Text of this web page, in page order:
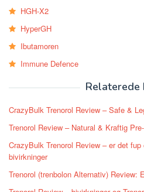
HGH-X2
HyperGH
Ibutamoren
Immune Defence
CrazyBulk Trenorol Review – Safe &
Trenorol Review – Natural & Kraftig
CrazyBulk Trenorol Review – er det
bivirkninger
Trenorol (trenbolon Alternativ) Review: